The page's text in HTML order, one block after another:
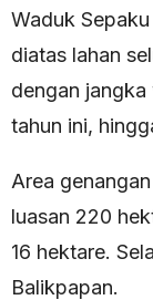
Waduk
diatas lahan
dengan
tahun ini,
Area
luasan 220
16 hektare.
Balikpapan.